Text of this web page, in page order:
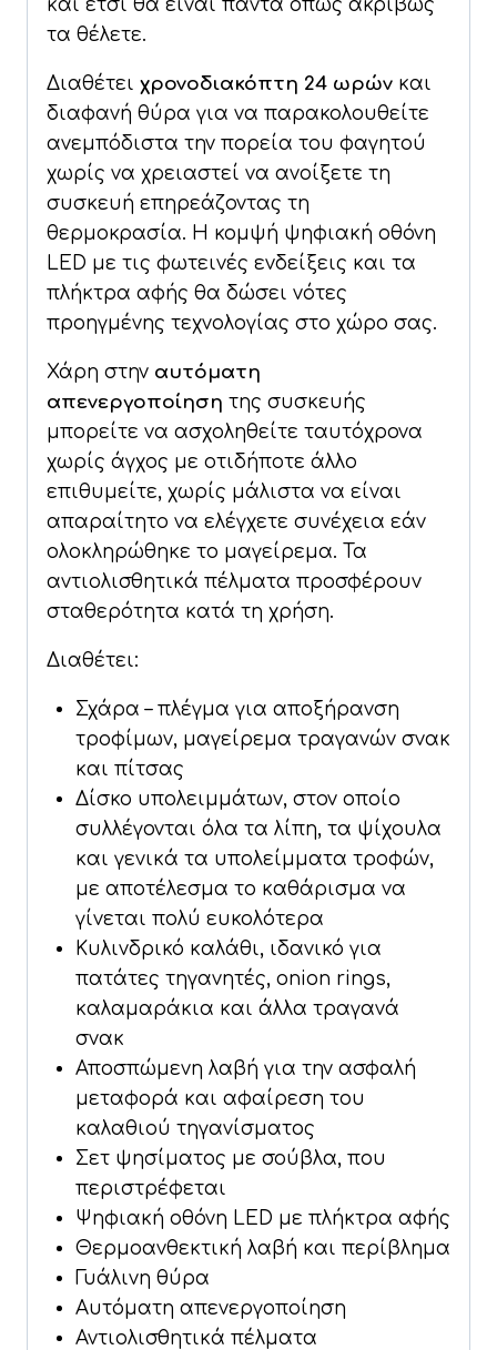
και έτσι θα είναι πάντα όπως ακριβώς
τα θέλετε.
Διαθέτει χρονοδιακόπτη 24 ωρών και
διαφανή θύρα για να παρακολουθείτε
ανεμπόδιστα την πορεία του φαγητού
χωρίς να χρειαστεί να ανοίξετε τη
συσκευή επηρεάζοντας τη
θερμοκρασία. Η κομψή ψηφιακή οθόνη
LED με τις φωτεινές ενδείξεις και τα
πλήκτρα αφής θα δώσει νότες
προηγμένης τεχνολογίας στο χώρο σας.
Χάρη στην αυτόματη
απενεργοποίηση της συσκευής
μπορείτε να ασχοληθείτε ταυτόχρονα
χωρίς άγχος με οτιδήποτε άλλο
επιθυμείτε, χωρίς μάλιστα να είναι
απαραίτητο να ελέγχετε συνέχεια εάν
ολοκληρώθηκε το μαγείρεμα. Τα
αντιολισθητικά πέλματα προσφέρουν
σταθερότητα κατά τη χρήση.
Διαθέτει:
Σχάρα – πλέγμα για αποξήρανση
τροφίμων, μαγείρεμα τραγανών σνακ
και πίτσας
Δίσκο υπολειμμάτων, στον οποίο
συλλέγονται όλα τα λίπη, τα ψίχουλα
και γενικά τα υπολείμματα τροφών,
με αποτέλεσμα το καθάρισμα να
γίνεται πολύ ευκολότερα
Κυλινδρικό καλάθι, ιδανικό για
πατάτες τηγανητές, onion rings,
καλαμαράκια και άλλα τραγανά
σνακ
Αποσπώμενη λαβή για την ασφαλή
μεταφορά και αφαίρεση του
καλαθιού τηγανίσματος
Σετ ψησίματος με σούβλα, που
περιστρέφεται
Ψηφιακή οθόνη LED με πλήκτρα αφής
Θερμοανθεκτική λαβή και περίβλημα
Γυάλινη θύρα
Αυτόματη απενεργοποίηση
Αντιολισθητικά πέλματα